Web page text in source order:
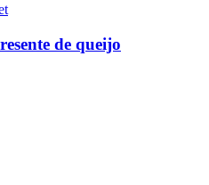
de queijo